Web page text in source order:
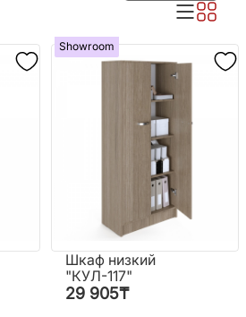
Showroom
Шкаф низкий
"КУЛ-117"
29 905₸